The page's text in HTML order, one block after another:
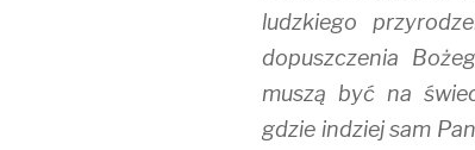
ludzkiego
dopuszczenia
muszą być na
gdzie indziej sam